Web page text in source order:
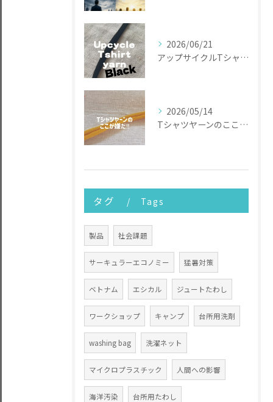
2026/06/21
アップサイクルTシャツヤーン
2026/05/14
Tシャツヤーンのここが嫌だ
タグ Tags
製品 社会課題
サーキュラーエコノミー 猛暑対策
ベトナム エシカル ジュートたわし
ワークショップ キャンプ 台所用洗剤
washing bag 洗濯ネット
マイクロプラスチック 人間への影響
海洋汚染 台所用たわし